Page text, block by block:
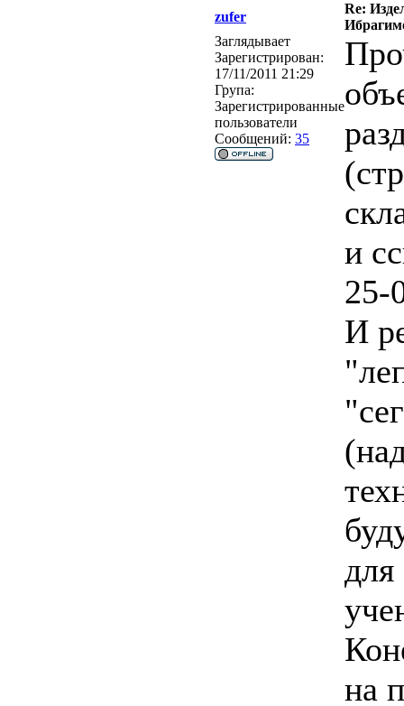
zufer
Re:
Заглядывает
Зарегистрирован:
17/11/2011 21:29
Група:
Зарегистрированные
пользователи
Сообщений: 35
и
25-
И
на